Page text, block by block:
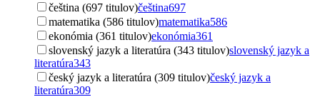
čeština (697 titulov)čeština697
matematika (586 titulov)matematika586
ekonómia (361 titulov)ekonómia361
slovenský jazyk a literatúra (343 titulov)slovenský jazyk a
literatúra343
český jazyk a literatúra (309 titulov)český jazyk a
literatúra309